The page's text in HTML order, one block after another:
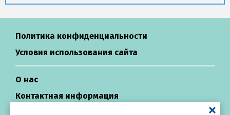
Политика конфиденциальности
Условия использования сайта
О нас
Контактная информация